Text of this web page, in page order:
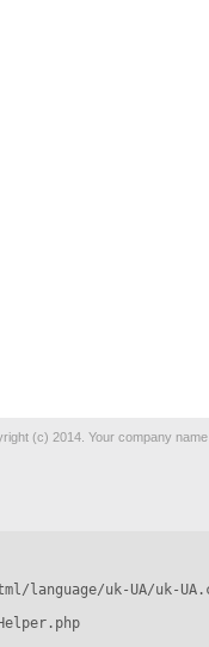
(c) 2014. Your company
language/uk-UA/uk-